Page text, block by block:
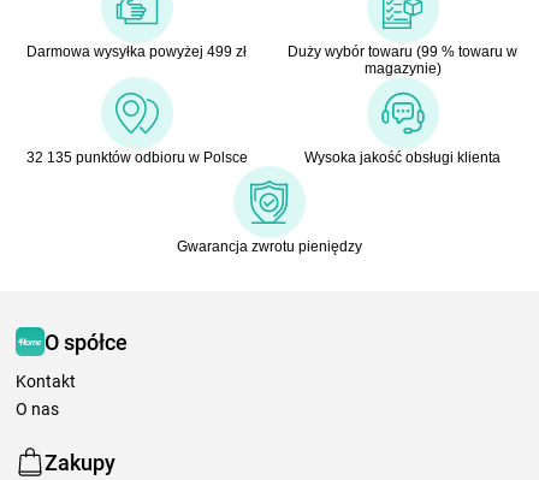
Darmowa wysyłka powyżej 499 zł
Duży wybór towaru (99 % towaru w
magazynie)
32 135 punktów odbioru w Polsce Wysoka jakość obsługi klienta
Gwarancja zwrotu pieniędzy
O spółce
Kontakt
O nas
Zakupy